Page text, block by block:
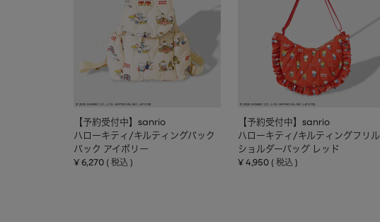
【予約受付中】sanrio
ハローキティ/キルティングバック
パック アイボリー
¥ 6,270 税込
【予約受付中】sanrio
ハローキティ/キルティングフリル
ショルダーバッグ レッド
¥ 4,950 税込